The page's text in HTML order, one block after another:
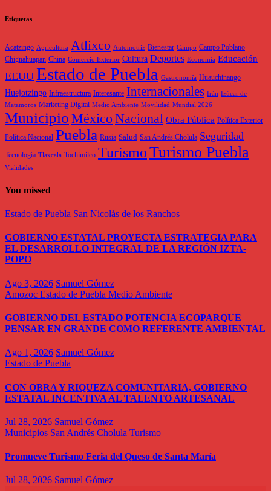
Etiquetas
Acatzingo Agricultura Atlixco Automotriz Bienestar Campo Campo Poblano
Chignahuapan China Comercio Exterior Cultura Deportes Economía Educación
EEUU Estado de Puebla Gastronomía Huauchinango
Huejotzingo Infraestructura Interesante Internacionales Irán Izúcar de
Matamoros Marketing Digital Medio Ambiente Movilidad Mundial 2026
Municipio MéxicoNacional Obra Pública Política Exterior
Política Nacional Puebla Rusia Salud San Andrés Cholula Seguridad
Tecnología Tlaxcala Tochimilco TurismoTurismo Puebla
Vialidades
You missed
Estado de Puebla San Nicolás de los Ranchos
GOBIERNO ESTATAL PROYECTA ESTRATEGIA PARA
EL DESARROLLO INTEGRAL DE LA REGIÓN IZTA-
POPO
Ago 3, 2026 Samuel Gómez
Amozoc Estado de Puebla Medio Ambiente
GOBIERNO DEL ESTADO POTENCIA ECOPARQUE
PENSAR EN GRANDE COMO REFERENTE AMBIENTAL
Ago 1, 2026 Samuel Gómez
Estado de Puebla
CON OBRA Y RIQUEZA COMUNITARIA, GOBIERNO
ESTATAL INCENTIVA AL TALENTO ARTESANAL
Jul 28, 2026 Samuel Gómez
Municipios San Andrés Cholula Turismo
Promueve Turismo Feria del Queso de Santa María
Jul 28, 2026 Samuel Gómez